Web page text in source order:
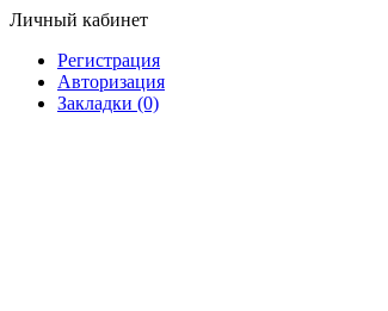
Личный кабинет
Регистрация
Авторизация
Закладки (0)